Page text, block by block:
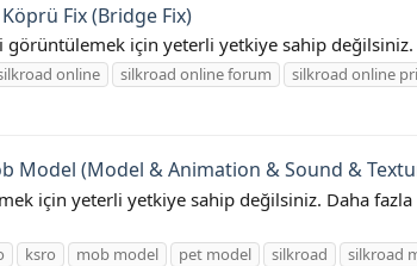
Fix (Bridge Fix)
için yeterli yetkiye sahip
online silkroad online forum silkroad online
Model (Model & Animation & Sound &
için yeterli yetkiye sahip değilsiniz. Daha
ksro mob model pet model silkroad silkroad